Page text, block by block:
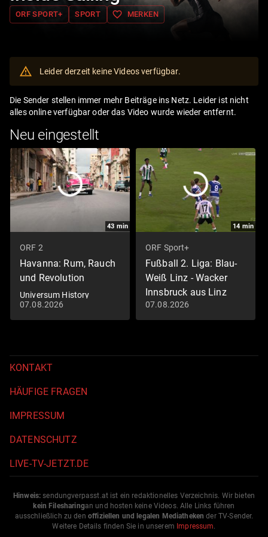
ORF SPORT+ SPORT favorite_border MERKEN
Leider derzeit keine Videos verfügbar.
Die Sender stellen immer mehr Beiträge ins Netz. Leider ist nicht
alles online verfügbar oder das Video wurde wieder entfernt.
Neu eingestellt
43 min
ORF 2
Havanna: Rum, Rauch
und Revolution
Universum History
07.08.2026
14 min
ORF Sport+
Fußball 2. Liga: Blau-
Weiß Linz - Wacker
Innsbruck aus Linz
Fußball: 2. Liga
07.08.2026
KONTAKT
HÄUFIGE FRAGEN
IMPRESSUM
DATENSCHUTZ
LIVE-TV-JETZT.DE
Hinweis: sendungverpasst.at ist ein redaktionelles Verzeichnis. Wir bieten
kein Filesharingan und hosten keine Videos. Alle Links führen
ausschließlich zu den offiziellen und legalen Mediatheken der TV-Sender.
Weitere Details finden Sie in unserem Impressum.